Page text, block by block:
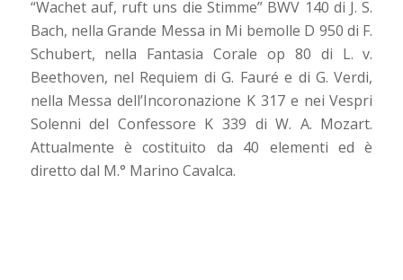
“Wachet auf, ruft uns die Stimme” BWV 140 di J. S.
Bach, nella Grande Messa in Mi bemolle D 950 di F.
Schubert, nella Fantasia Corale op 80 di L. v.
Beethoven, nel Requiem di G. Fauré e di G. Verdi,
nella Messa dell’Incoronazione K 317 e nei Vespri
Solenni del Confessore K 339 di W. A. Mozart.
Attualmente è costituito da 40 elementi ed è
diretto dal M.° Marino Cavalca.